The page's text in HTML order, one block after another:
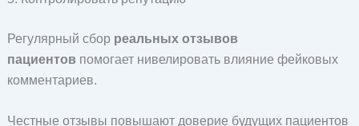
Регулярный сбор реальных отзывов
пациентов помогает нивелировать влияние фейковых
комментариев.
Честные отзывы повышают доверие будущих пациентов